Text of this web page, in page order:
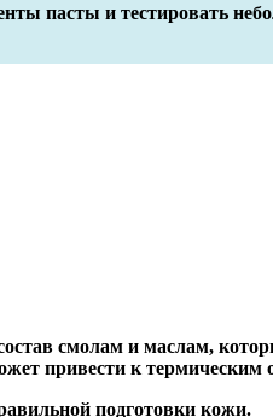
пасты и тестировать
смолам и маслам,
привести к термическим
подготовки кожи.